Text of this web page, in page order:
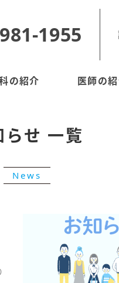
1955
の紹介 医師の
らせ 一覧
News